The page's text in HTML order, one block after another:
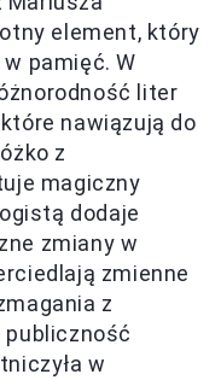
element, który
pamięć. W
liter
nawiązują do
z
magiczny
dodaje
zmiany w
zmienne
z
w